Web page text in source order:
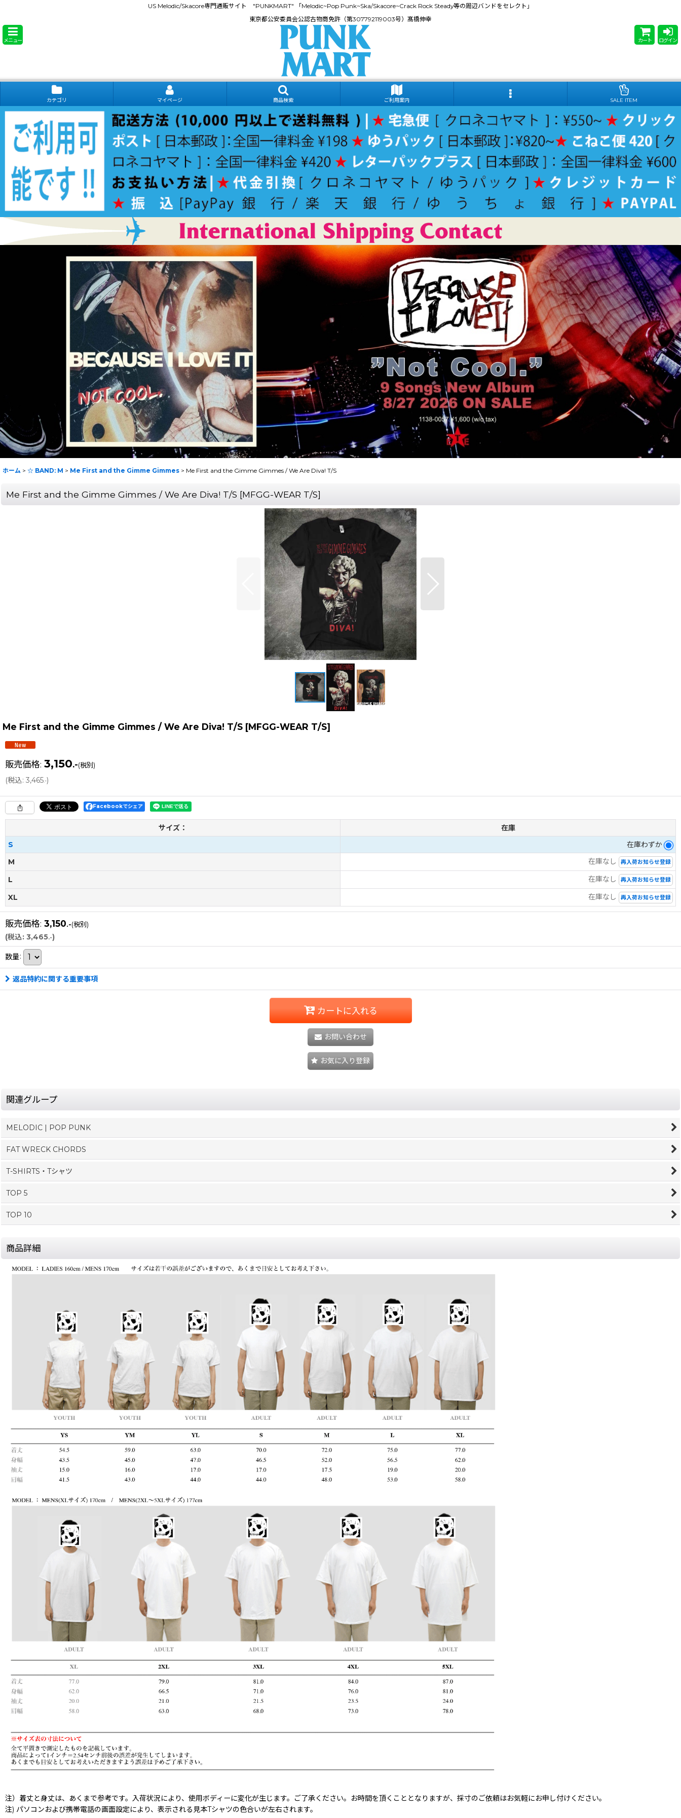
US Melodic/Skacore専門通販サイト "PUNKMART" 「Melodic~Pop Punk~Ska/Skacore~Crack Rock Steady等の周辺バンドをセレクト」
東京都公安委員会公認古物商免許（第307792119003号）髙橋伸幸
メニュー カート ログイン
カテゴリ マイページ 商品検索 ご利用案内 SALE ITEM
ホーム > ☆ BAND: M > Me First and the Gimme Gimmes > Me First and the Gimme Gimmes / We Are Diva! T/S
Me First and the Gimme Gimmes / We Are Diva! T/S [MFGG-WEAR T/S]
Me First and the Gimme Gimmes / We Are Diva! T/S [MFGG-WEAR T/S]
販売価格: 3,150.-(税別)
(税込: 3,465.-)
Facebookでシェア
サイズ：
在庫
S
在庫わずか
M
在庫なし 再入荷お知らせ登録
L 在庫なし 再入荷お知らせ登録
XL 在庫なし 再入荷お知らせ登録
販売価格: 3,150.-(税別)
(税込: 3,465.-)
数量:
返品特約に関する重要事項
カートに入れる
お問い合わせ
お気に入り登録
関連グループ
MELODIC | POP PUNK
FAT WRECK CHORDS
T-SHIRTS・Tシャツ
TOP 5
TOP 10
商品詳細
注）着丈と身丈は、あくまで参考です。入荷状況により、使用ボディーに変化が生じます。ご了承ください。お時間を頂くこととなりますが、採寸のご依頼はお気軽にお申し付けください。
注) パソコンおよび携帯電話の画面設定により、表示される見本Tシャツの色合いが左右されます。